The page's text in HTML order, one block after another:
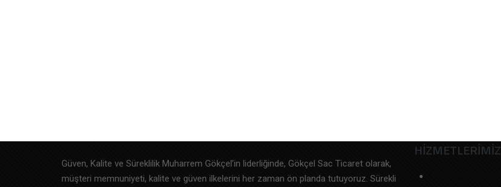
Güven, Kalite ve Süreklilik Muharrem Gökçel’in liderliğinde, Gökçel Sac Ticaret olarak,
müşteri memnuniyeti, kalite ve güven ilkelerini her zaman ön planda tutuyoruz. Sürekli
HİZMETLERİMİZ